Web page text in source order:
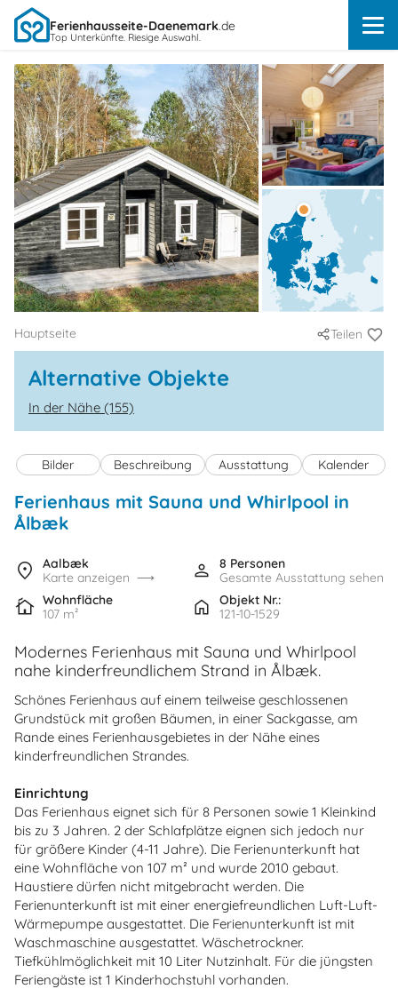
Ferienhausseite-Daenemark.de
Top Unterkünfte. Riesige Auswahl.
Hauptseite Teilen
Alternative Objekte
In der Nähe (155)
Bilder Beschreibung Ausstattung Kalender
Ferienhaus mit Sauna und Whirlpool in
Ålbæk
Aalbæk
Karte anzeigen
8 Personen
Gesamte Ausstattung sehen
Wohnfläche
107 m²
Objekt Nr.:
121-10-1529
Modernes Ferienhaus mit Sauna und Whirlpool
nahe kinderfreundlichem Strand in Ålbæk.
Schönes Ferienhaus auf einem teilweise geschlossenen
Grundstück mit großen Bäumen, in einer Sackgasse, am
Rande eines Ferienhausgebietes in der Nähe eines
kinderfreundlichen Strandes.
Einrichtung
Das Ferienhaus eignet sich für 8 Personen sowie 1 Kleinkind
bis zu 3 Jahren. 2 der Schlafplätze eignen sich jedoch nur
für größere Kinder (4-11 Jahre). Die Ferienunterkunft hat
eine Wohnfläche von 107 m² und wurde 2010 gebaut.
Haustiere dürfen nicht mitgebracht werden. Die
Ferienunterkunft ist mit einer energiefreundlichen Luft-Luft-
Wärmepumpe ausgestattet. Die Ferienunterkunft ist mit
Waschmaschine ausgestattet. Wäschetrockner.
Tiefkühlmöglichkeit mit 10 Liter Nutzinhalt. Für die jüngsten
Feriengäste ist 1 Kinderhochstuhl vorhanden.